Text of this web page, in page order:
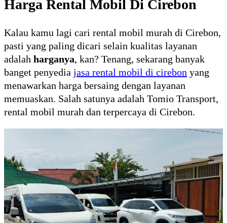
Harga Rental Mobil Di Cirebon
Kalau kamu lagi cari rental mobil murah di Cirebon,
pasti yang paling dicari selain kualitas layanan
adalah harganya, kan? Tenang, sekarang banyak
banget penyedia jasa rental mobil di cirebon yang
menawarkan harga bersaing dengan layanan
memuaskan. Salah satunya adalah Tomio Transport,
rental mobil murah dan terpercaya di Cirebon.